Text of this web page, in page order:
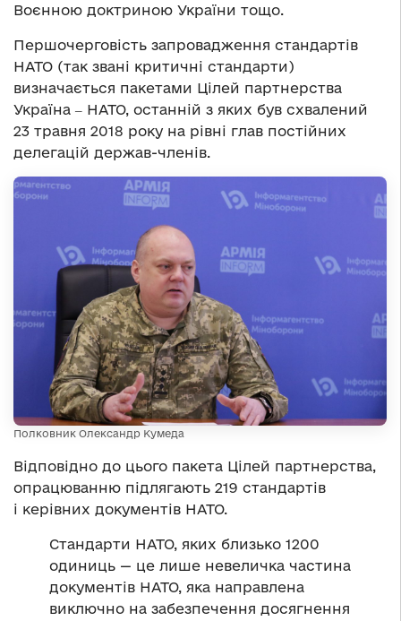
Воєнною доктриною України тощо.
Першочерговість запровадження стандартів
НАТО (так звані критичні стандарти)
визначається пакетами Цілей партнерства
Україна ‒ НАТО, останній з яких був схвалений
23 травня 2018 року на рівні глав постійних
делегацій держав-членів.
Полковник Олександр Кумеда
Відповідно до цього пакета Цілей партнерства,
опрацюванню підлягають 219 стандартів
і керівних документів НАТО.
Стандарти НАТО, яких близько 1200
одиниць — це лише невеличка частина
документів НАТО, яка направлена
виключно на забезпечення досягнення